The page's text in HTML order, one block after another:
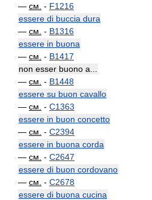
— см. - F1216
essere di buccia dura
— см. - B1316
essere in buona
— см. - B1417
non esser buono a...
— см. - B1448
essere su buon cavallo
— см. - C1363
essere in buon concetto
— см. - C2394
essere in buona corda
— см. - C2647
essere di buon cordovano
— см. - C2678
essere di buona cucina